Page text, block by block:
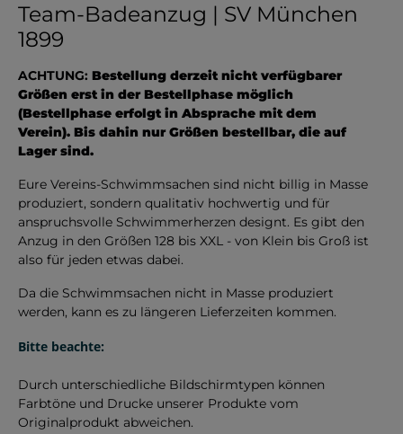
Team-Badeanzug | SV München
1899
ACHTUNG: Bestellung derzeit nicht verfügbarer
Größen erst in der Bestellphase möglich
(Bestellphase erfolgt in Absprache mit dem
Verein). Bis dahin nur Größen bestellbar, die auf
Lager sind.
Eure Vereins-Schwimmsachen sind nicht billig in Masse
produziert, sondern qualitativ hochwertig und für
anspruchsvolle Schwimmerherzen designt. Es gibt den
Anzug in den Größen 128 bis XXL - von Klein bis Groß ist
also für jeden etwas dabei.
Da die Schwimmsachen nicht in Masse produziert
werden, kann es zu längeren Lieferzeiten kommen.
Bitte beachte:
Durch unterschiedliche Bildschirmtypen können
Farbtöne und Drucke unserer Produkte vom
Originalprodukt abweichen.